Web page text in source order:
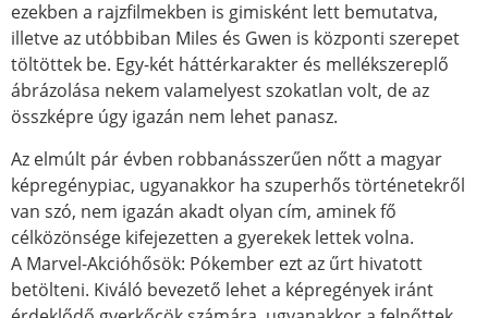
ezekben a rajzfilmekben is gimisként lett bemutatva,
illetve az utóbbiban Miles és Gwen is központi szerepet
töltöttek be. Egy-két háttérkarakter és mellékszereplő
ábrázolása nekem valamelyest szokatlan volt, de az
összképre úgy igazán nem lehet panasz.
Az elmúlt pár évben robbanásszerűen nőtt a magyar
képregénypiac, ugyanakkor ha szuperhős történetekről
van szó, nem igazán akadt olyan cím, aminek fő
célközönsége kifejezetten a gyerekek lettek volna.
A Marvel-Akcióhősök: Pókember ezt az űrt hivatott
betölteni. Kiváló bevezető lehet a képregények iránt